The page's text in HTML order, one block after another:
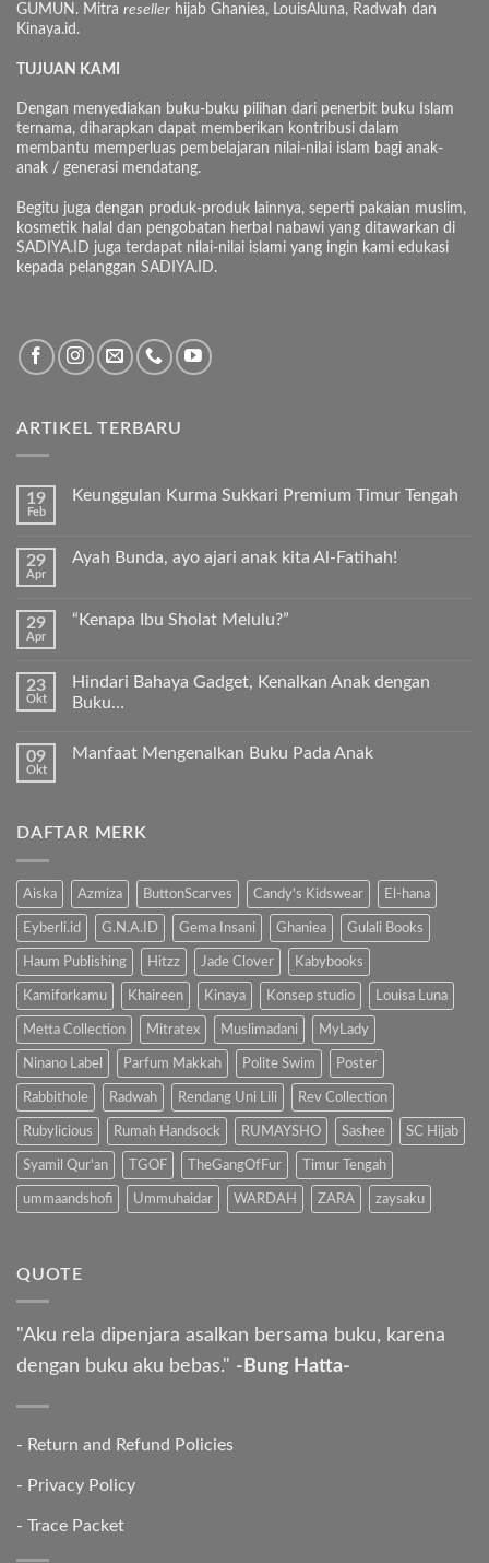
GUMUN. Mitra reseller hijab Ghaniea, LouisAluna, Radwah dan
Kinaya.id.
TUJUAN KAMI
Dengan menyediakan buku-buku pilihan dari penerbit buku Islam
ternama, diharapkan dapat memberikan kontribusi dalam
membantu memperluas pembelajaran nilai-nilai islam bagi anak-
anak / generasi mendatang.
Begitu juga dengan produk-produk lainnya, seperti pakaian muslim,
kosmetik halal dan pengobatan herbal nabawi yang ditawarkan di
SADIYA.ID juga terdapat nilai-nilai islami yang ingin kami edukasi
kepada pelanggan SADIYA.ID.
ARTIKEL TERBARU
19
Feb
Keunggulan Kurma Sukkari Premium Timur Tengah
pada
Premium
29
Apr
Ayah Bunda, ayo ajari anak kita Al-Fatihah!
komentar
pada
ajari
anak
kita
29
Apr
“Kenapa Ibu Sholat Melulu?”
pada
“Kenapa
23
Okt
Hindari Bahaya Gadget, Kenalkan Anak dengan
Buku…
komentar
Kenalkan
Anak
09
Okt
Manfaat Mengenalkan Buku Pada Anak
Manfaat
Anak
DAFTAR MERK
Aiska Azmiza ButtonScarves Candy's Kidswear El-hana
Eyberli.id G.N.A.ID Gema Insani Ghaniea Gulali Books
Haum Publishing Hitzz Jade Clover Kabybooks
Kamiforkamu Khaireen Kinaya Konsep studio Louisa Luna
Metta Collection Mitratex Muslimadani MyLady
Ninano Label Parfum Makkah Polite Swim Poster
Rabbithole Radwah Rendang Uni Lili Rev Collection
Rubylicious Rumah Handsock RUMAYSHO Sashee SC Hijab
Syamil Qur'an TGOF TheGangOfFur Timur Tengah
ummaandshofi Ummuhaidar WARDAH ZARA zaysaku
QUOTE
"Aku rela dipenjara asalkan bersama buku, karena
dengan buku aku bebas." -Bung Hatta-
- Return and Refund Policies
- Privacy Policy
- Trace Packet